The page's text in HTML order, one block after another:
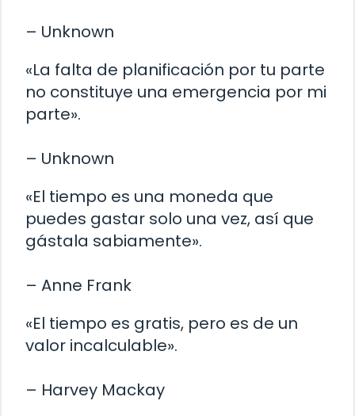
– Unknown
«La falta de planificación por tu parte
no constituye una emergencia por mi
parte».
– Unknown
«El tiempo es una moneda que
puedes gastar solo una vez, así que
gástala sabiamente».
– Anne Frank
«El tiempo es gratis, pero es de un
valor incalculable».
– Harvey Mackay